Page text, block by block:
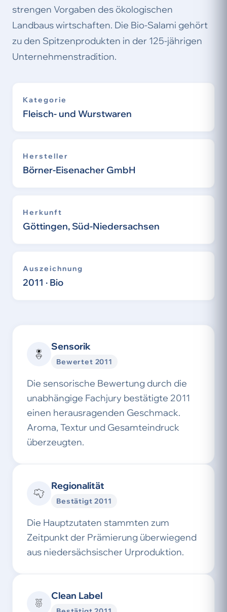
strengen Vorgaben des ökologischen
Landbaus wirtschaften. Die Bio-Salami gehört
zu den Spitzenprodukten in der 125-jährigen
Unternehmenstradition.
Kategorie
Fleisch- und Wurstwaren
Hersteller
Börner-Eisenacher GmbH
Herkunft
Göttingen, Süd-Niedersachsen
Auszeichnung
2011 · Bio
Sensorik
Bewertet 2011
Die sensorische Bewertung durch die
unabhängige Fachjury bestätigte 2011
einen herausragenden Geschmack.
Aroma, Textur und Gesamteindruck
überzeugten.
Regionalität
Bestätigt 2011
Die Hauptzutaten stammten zum
Zeitpunkt der Prämierung überwiegend
aus niedersächsischer Urproduktion.
Clean Label